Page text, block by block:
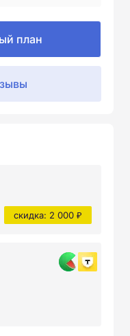
план
скидка: 2 000 ₽